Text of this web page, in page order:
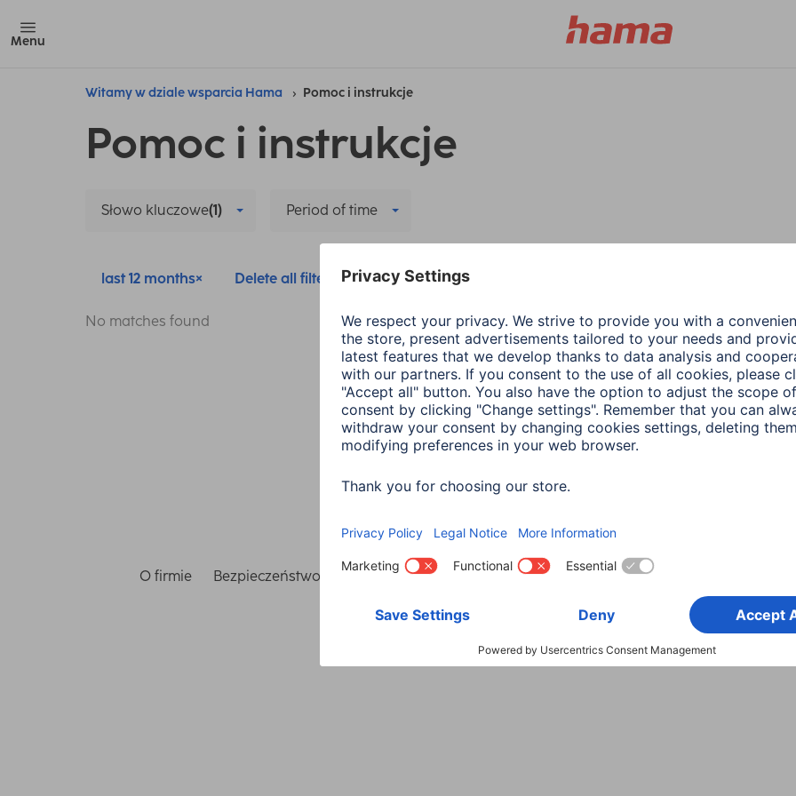
Menu
Witamy w dziale wsparcia Hama Pomoc i instrukcje
Pomoc i instrukcje
Słowo kluczowe(1) Period of time
last 12 months Delete all filters
No matches found
Wybierz kraj
O firmie Bezpieczeństwo i ochrona danych Warunki gwarancji Deklaracje zgodności